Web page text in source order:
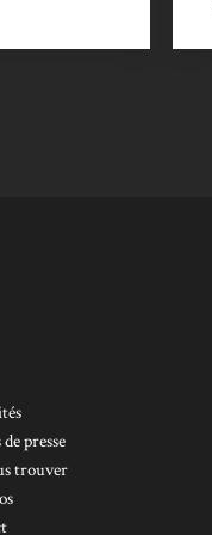
péripéties se
presse
trouver